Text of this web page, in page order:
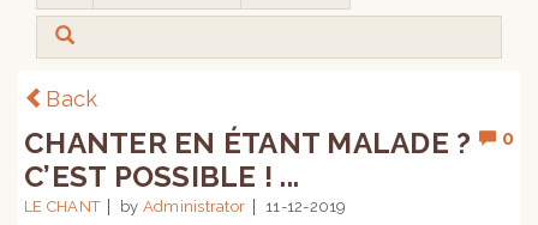
Back
0
CHANTER EN ÉTANT MALADE ?
C’EST POSSIBLE ! ...
LE CHANT by Administrator 11-12-2019